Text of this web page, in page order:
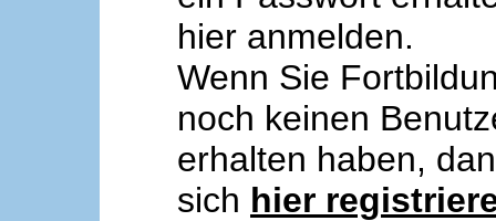
hier anmelden.
Wenn Sie
noch keinen
erhalten haben,
sich hier